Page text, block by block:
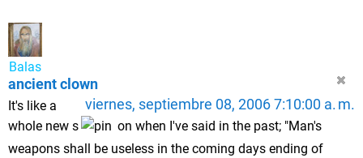
Balas
ancient clown
viernes, septiembre 08, 2006 7:10:00 a. m.
It's like a
whole new s
on when I've said in the past; "Man's
weapons shall be useless in the coming days ending of